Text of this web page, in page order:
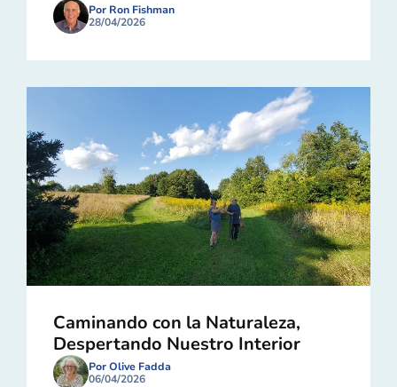
Por Ron Fishman
28/04/2026
Caminando con la Naturaleza,
Despertando Nuestro Interior
Por Olive Fadda
06/04/2026